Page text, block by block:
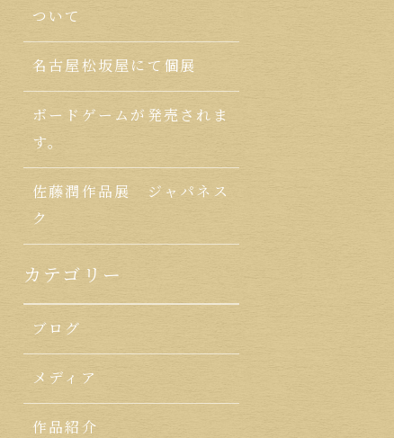
ついて
名古屋松坂屋にて個展
ボードゲームが発売されま
す。
佐藤潤作品展 ジャパネス
ク
カテゴリー
ブログ
メディア
作品紹介